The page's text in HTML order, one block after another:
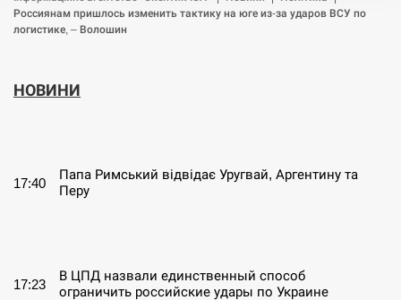
Россиянам пришлось изменить тактику на юге из-за ударов ВСУ по
логистике, – Волошин
НОВИНИ
17:40
Папа Римський відвідає Уругвай, Аргентину та
Перу
17:23
В ЦПД назвали единственный способ
ограничить российские удары по Украине